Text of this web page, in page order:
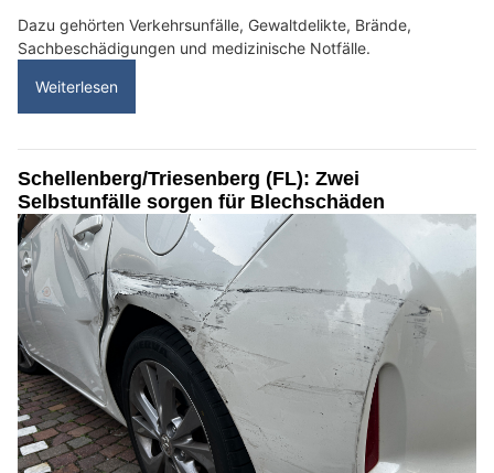
Dazu gehörten Verkehrsunfälle, Gewaltdelikte, Brände,
Sachbeschädigungen und medizinische Notfälle.
Weiterlesen
Schellenberg/Triesenberg (FL): Zwei
Selbstunfälle sorgen für Blechschäden